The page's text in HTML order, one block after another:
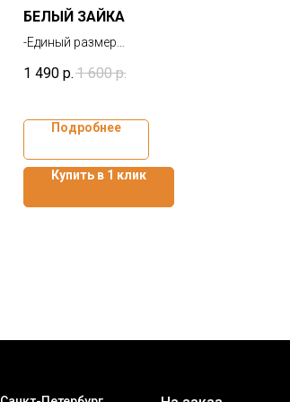
БЕЛЫЙ ЗАЙКА
-Единый размер
-Доставка или самовывоз
1 490 р. 1 600 р.
Подробнее
Купить в 1 клик